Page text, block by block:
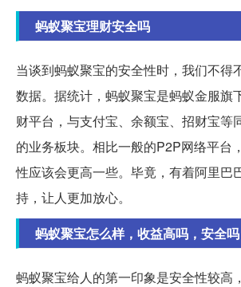
蚂蚁聚宝理财安全吗
当谈到蚂蚁聚宝的安全性时，我们不得
数据。据统计，蚂蚁聚宝是蚂蚁金服旗
财平台，与支付宝、余额宝、招财宝等
的业务板块。相比一般的P2P网络平台
性应该会更高一些。毕竟，有着阿里巴
持，让人更加放心。
蚂蚁聚宝怎么样，收益高吗，安全吗
蚂蚁聚宝给人的第一印象是安全性较高